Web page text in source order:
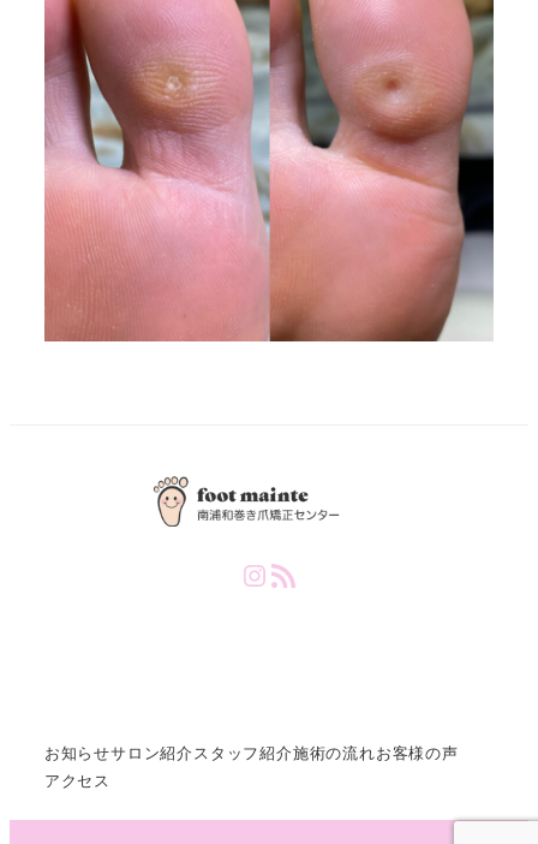
InstagramRSS Feed
お知らせサロン紹介スタッフ紹介施術の流れお客様の声
アクセス